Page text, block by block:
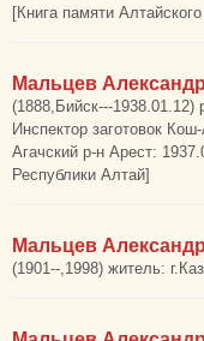
[Книга памяти Алтайского
Мальцев
(1888,Бийск---1938.01.12)
Инспектор заготовок
Агачский р-н Арест:
Республики Алтай]
Мальцев
(1901--,1998) житель: